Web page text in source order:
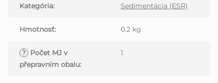
Kategória: Sedimentácia (ESR)
Hmotnosť: 0.2 kg
? Počet MJ v
přepravním obalu:
1